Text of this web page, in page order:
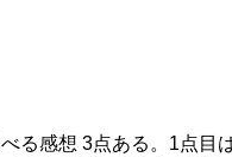
る感想 3点ある。1点目